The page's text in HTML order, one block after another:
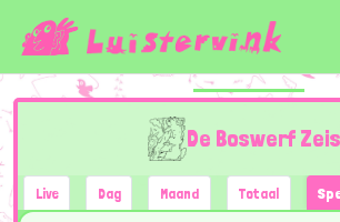
De Boswerf
Live Dag Maand Totaal